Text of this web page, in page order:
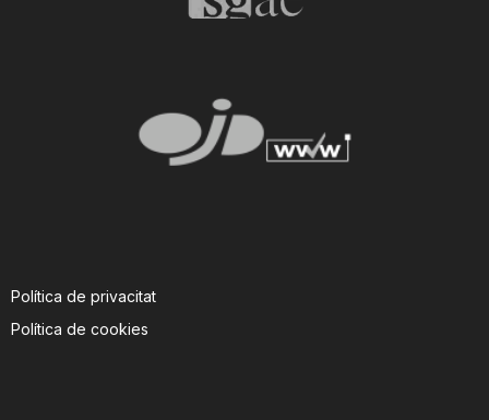
Política de privacitat
Política de cookies